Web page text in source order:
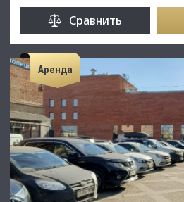
Сравнить
Аренда